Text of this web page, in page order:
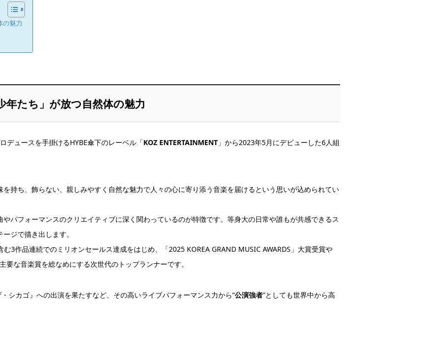
の魅力
年たち」が放つ自然体の魅力
デュースを手掛けるHYBE傘下のレーベル「KOZ ENTERTAINMENT 」から2023年5月にデビューした6人組
を持ち、飾らない、親しみやすく自然な魅力で人々の心に寄り添う音楽を届けるという思いが込められてい
パフォーマンスのクリエイティブに深く関わっているのが特徴です。等身大の日常や誰もが共感できるス
ジで描き出します。
3作品連続でのミリオンセールス達成をはじめ、「2025 KOREA GRAND MUSIC AWARDS」大賞受賞や
要な音楽賞を総なめにする次世代のトップランナーです。
シカゴ』への出演を果たすなど、その高いライブパフォーマンス力から“公演強者”としても世界中から高